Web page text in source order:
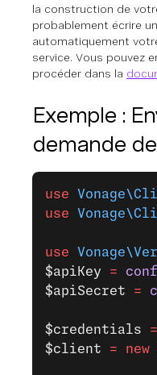
la construction de
probablement écrire
automatiquement
service. Vous pouvez
procéder dans la
Exemple :
demande
use
use
use
$apiKey =
$apiSecret =
$credentials =
$client = new